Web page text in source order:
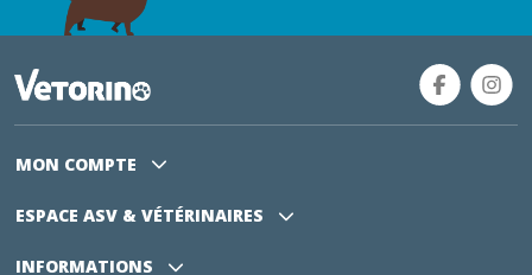
MON COMPTE
ESPACE ASV & VÉTÉRINAIRES
INFORMATIONS